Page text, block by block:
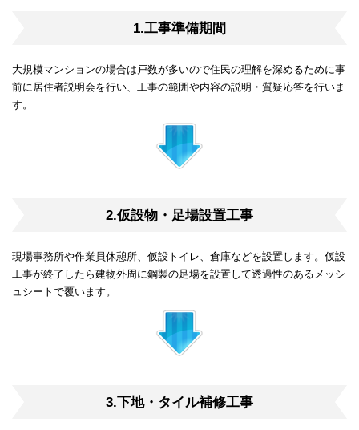
1.工事準備期間
大規模マンションの場合は戸数が多いので住民の理解を深めるために事
前に居住者説明会を行い、工事の範囲や内容の説明・質疑応答を行いま
す。
2.仮設物・足場設置工事
現場事務所や作業員休憩所、仮設トイレ、倉庫などを設置します。仮設
工事が終了したら建物外周に鋼製の足場を設置して透過性のあるメッシ
ュシートで覆います。
3.下地・タイル補修工事